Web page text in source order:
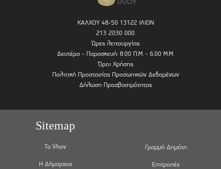
ΚΑΛΧΟΥ 48-50 13122 ΙΛΙΟΝ
213 2030 000
Ώρες λειτουργίας
Δευτέρα - Παρασκευή: 8.00 Π.Μ. - 6.00 Μ.Μ.
Όροι Χρήσης
Πολιτική Προστασίας Προσωπικών Δεδομένων
Δήλωση Προσβασιμότητας
Sitemap
Το Ίλιον
Η Δήμαρχος
Γραμμή Δημότη
Επιτροπές